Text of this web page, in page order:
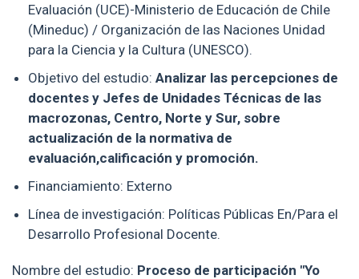
Evaluación (UCE)-Ministerio de Educación de Chile
(Mineduc) / Organización de las Naciones Unidad
para la Ciencia y la Cultura (UNESCO).
Objetivo del estudio: Analizar las percepciones de
docentes y Jefes de Unidades Técnicas de las
macrozonas, Centro, Norte y Sur, sobre
actualización de la normativa de
evaluación,calificación y promoción.
Financiamiento: Externo
Línea de investigación: Políticas Públicas En/Para el
Desarrollo Profesional Docente.
Nombre del estudio: Proceso de participación "Yo